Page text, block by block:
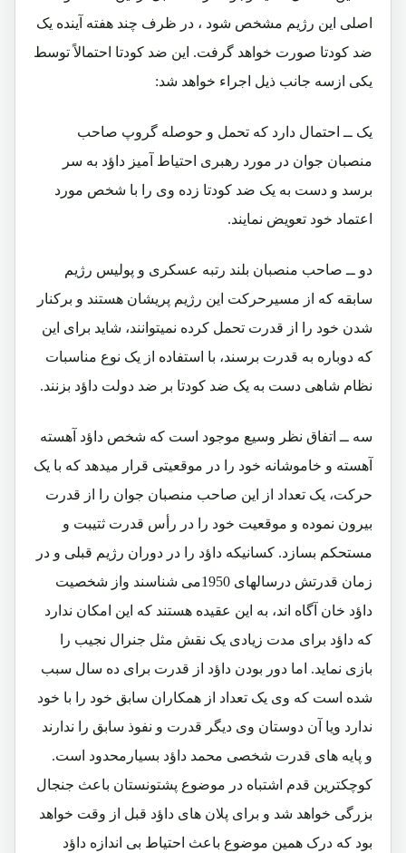
اصلی این رژیم مشخص شود ، در ظرف چند هفته آینده یک
ضد کودتا صورت خواهد گرفت. این ضد کودتا احتمالاً توسط
یکی ازسه جانب ذیل اجراء خواهد شد:
یک ــ احتمال دارد که تحمل و حوصله گروپ صاحب
منصبان جوان در مورد رهبری احتیاط آمیز داؤد به سر
برسد و دست به یک ضد کودتا زده وی را با شخص مورد
اعتماد خود تعویض نمایند.
دو ــ صاحب منصبان بلند رتبه عسکری و پولیس رژیم
سابقه که از مسیرحرکت این رژیم پریشان هستند و برکنار
شدن خود را از قدرت تحمل کرده نمیتوانند، شاید برای این
که دوباره به قدرت برسند، با استفاده از یک نوع مناسبات
نظام شاهی دست به یک ضد کودتا بر ضد دولت داؤد بزنند.
سه ــ اتفاق نظر وسیع موجود است که شخص داؤد آهسته
آهسته و خاموشانه خود را در موقعیتی قرار میدهد که با یک
حرکت، یک تعداد از این صاحب منصبان جوان را از قدرت
بیرون نموده و موقعیت خود را در رأس قدرت ثتیبت و
مستحکم بسازد. کسانیکه داؤد را در دوران رژیم قبلی و در
زمان قدرتش درسالهای 1950می شناسند واز شخصیت
داؤد خان آگاه اند، به این عقیده هستند که این امکان ندارد
که داؤد برای مدت زیادی یک نقش مثل جنرال نجیب را
بازی نماید. اما دور بودن داؤد از قدرت برای ده سال سبب
شده است که وی یک تعداد از همکاران سابق خود را با خود
ندارد ویا آن دوستان وی دیگر قدرت و نفوذ سابق را ندارند
و پایه های قدرت شخصی محمد داؤد بسیارمحدود است.
کوچکترین قدم اشتباه در موضوع پشتونستان باعث جنجال
بزرگی خواهد شد و برای پلان های داؤد قبل از وقت خواهد
بود که درک همین موضوع باعث احتیاط بی اندازه داؤد